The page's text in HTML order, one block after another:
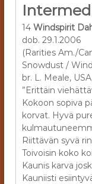
14Windspirit
dob. 29.1.2006
(Rarities Am./
Snowdust /
br. L. Meale,
”Erittäin
Kokoon sopiva
korvat. Hyvä
Riittävän syvä
Toivoisin koko
Kaunis karva
Kauniisti